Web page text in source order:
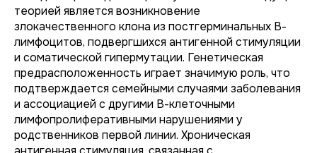
теорией является возникновение
злокачественного клона из постгерминальных В-
лимфоцитов, подвергшихся антигенной стимуляции
и соматической гипермутации. Генетическая
предрасположенность играет значимую роль, что
подтверждается семейными случаями заболевания
и ассоциацией с другими В-клеточными
лимфопролиферативными нарушениями у
родственников первой линии. Хроническая